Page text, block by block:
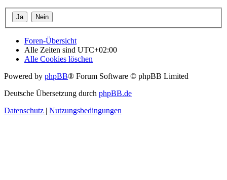
Foren-Übersicht
Alle Zeiten sind UTC+02:00
Alle Cookies löschen
Powered by phpBB® Forum Software © phpBB Limited
Deutsche Übersetzung durch phpBB.de
Datenschutz | Nutzungsbedingungen